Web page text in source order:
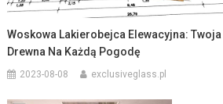
Woskowa Lakierobejca Elewacyjna:
Drewna Na Każdą Pogodę
2023-08-08 exclusiveglass.pl